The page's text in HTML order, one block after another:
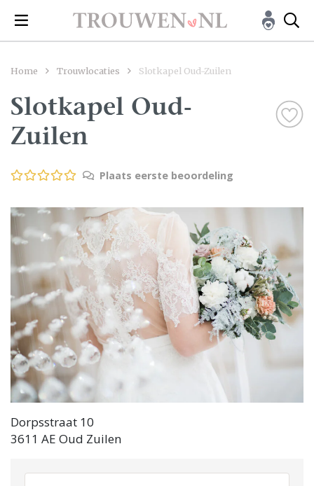
Home Trouwlocaties Slotkapel Oud-Zuilen
Slotkapel Oud-
Zuilen
Plaats eerste beoordeling
Dorpsstraat 10
3611 AE Oud Zuilen